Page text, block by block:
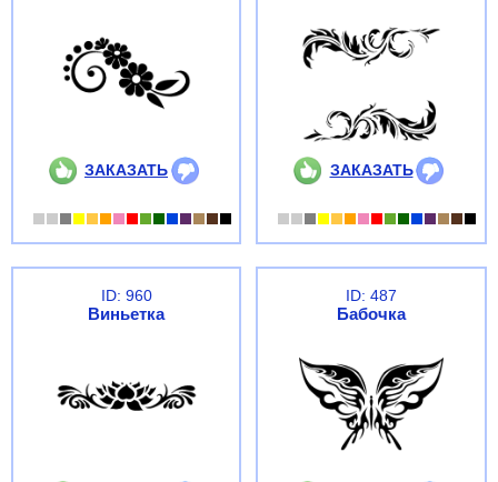
ЗАКАЗАТЬ ЗАКАЗАТЬ
ID: 960
Виньетка
ID: 487
Бабочка